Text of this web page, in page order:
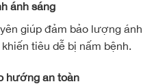
ánh sáng
giúp đảm bảo lượng ánh
tiêu dễ bị nấm bệnh.
hướng an toàn